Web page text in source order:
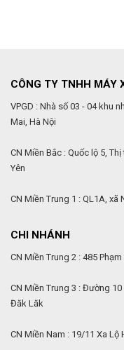
CÔNG TY TNHH MÁY
VPGD : Nhà số 03 - 04 khu
Mai, Hà Nội
CN Miền Bắc : Quốc lộ 5,
Yên
CN Miền Trung 1 : QL1A, xã
CHI NHÁNH
CN Miền Trung 2 : 485
CN Miền Trung 3 : Đường 10
Đăk Lăk
CN Miền Nam : 19/11 Xa Lộ